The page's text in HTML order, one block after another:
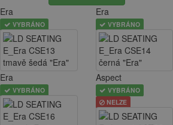
Era
VYBRÁNO
Era
VYBRÁNO
Era
VYBRÁNO
Aspect
VYBRÁNO
NELZE